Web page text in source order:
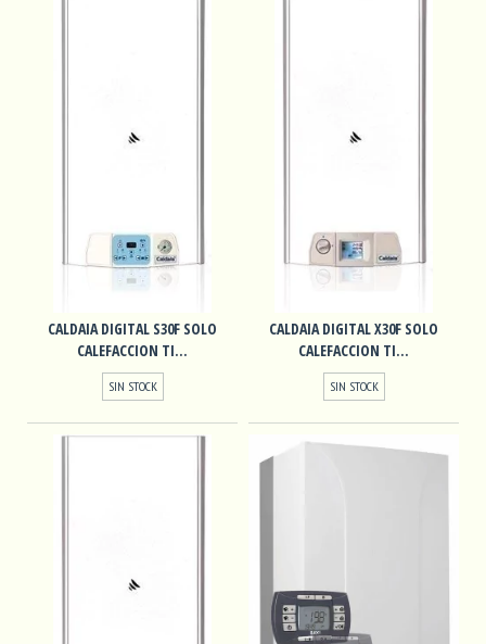
CALDAIA DIGITAL S30F SOLO
CALEFACCION TI...
SIN STOCK
CALDAIA DIGITAL X30F SOLO
CALEFACCION TI...
SIN STOCK